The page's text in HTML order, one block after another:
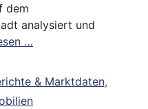
dem
analysiert und
…
& Marktdaten,